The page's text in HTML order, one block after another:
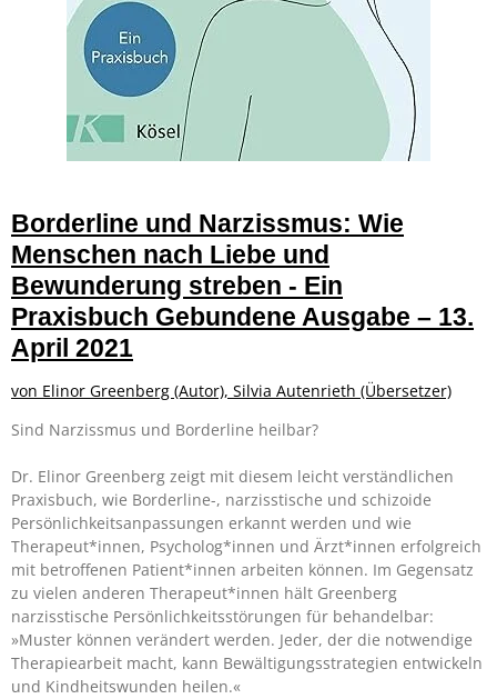
Borderline und Narzissmus: Wie
Menschen nach Liebe und
Bewunderung streben - Ein
Praxisbuch Gebundene Ausgabe – 13.
April 2021
von Elinor Greenberg (Autor), Silvia Autenrieth (Übersetzer)
Sind Narzissmus und Borderline heilbar?
Dr. Elinor Greenberg zeigt mit diesem leicht verständlichen
Praxisbuch, wie Borderline-, narzisstische und schizoide
Persönlichkeitsanpassungen erkannt werden und wie
Therapeut*innen, Psycholog*innen und Ärzt*innen erfolgreich
mit betroffenen Patient*innen arbeiten können. Im Gegensatz
zu vielen anderen Therapeut*innen hält Greenberg
narzisstische Persönlichkeitsstörungen für behandelbar:
»Muster können verändert werden. Jeder, der die notwendige
Therapiearbeit macht, kann Bewältigungsstrategien entwickeln
und Kindheitswunden heilen.«